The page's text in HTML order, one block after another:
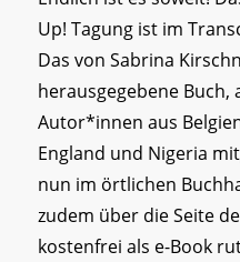
Up! Tagung ist im
Das von Sabrina
herausgegebene Buch,
Autor*innen aus
England und Nigeria
nun im örtlichen
zudem über die Seite
kostenfrei als e-Book